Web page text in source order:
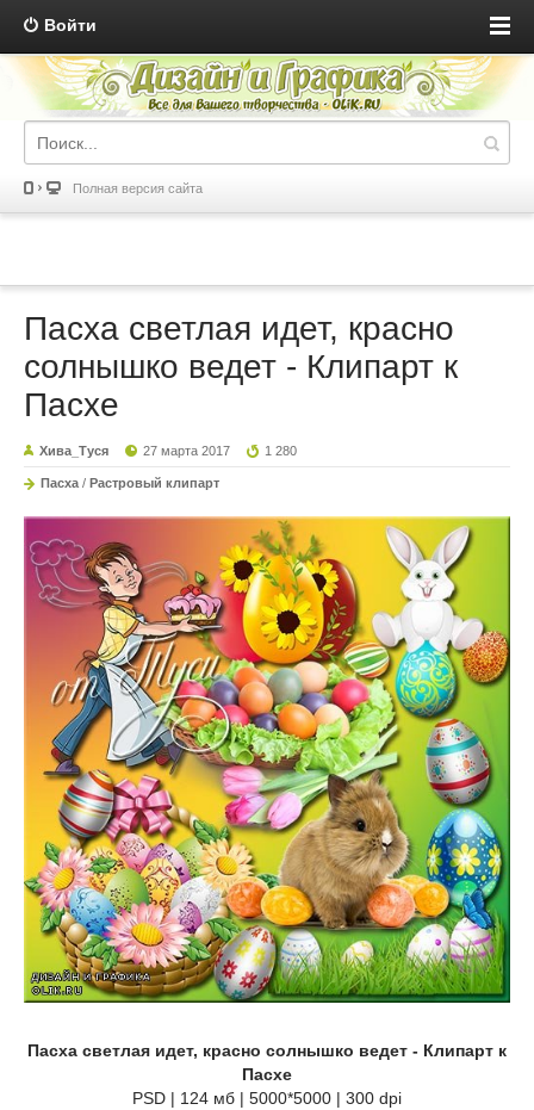
Войти
Полная версия сайта
Пасха светлая идет, красно
солнышко ведет - Клипарт к
Пасхе
Хива_Туся 27 марта 2017 1 280
Пасха / Растровый клипарт
Пасха светлая идет, красно солнышко ведет - Клипарт к
Пасхе
PSD | 124 мб | 5000*5000 | 300 dpi